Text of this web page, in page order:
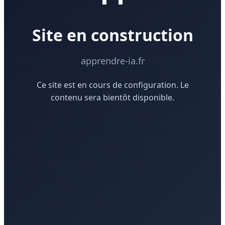
Site en construction
apprendre-ia.fr
Ce site est en cours de configuration. Le
contenu sera bientôt disponible.